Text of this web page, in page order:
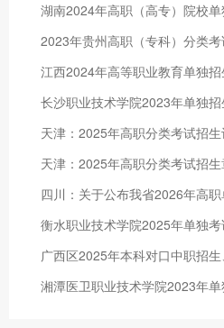
湖南2024年高职（高专）院校
江西2024年高等职业教育单独
长沙职业技术学院2023年单独
天津：2025年高职分类考试招生
天津：2025年高职分类考试招生
衡水职业技术学院2025年单独
湘潭医卫职业技术学院2023年